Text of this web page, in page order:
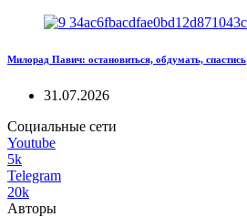
Милорад Павич: остановиться, обдумать, спастись
31.07.2026
Социальные сети
Youtube
5k
Telegram
20k
Авторы